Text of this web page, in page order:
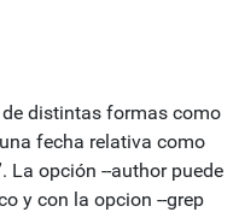
distintas formas como
fecha relativa como
La opción --author puede
y con la opcion --grep